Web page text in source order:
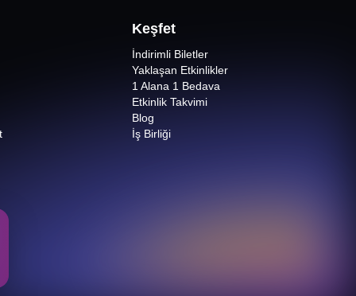
Keşfet
İndirimli Biletler
Yaklaşan Etkinlikler
1 Alana 1 Bedava
Etkinlik Takvimi
Blog
İş Birliği